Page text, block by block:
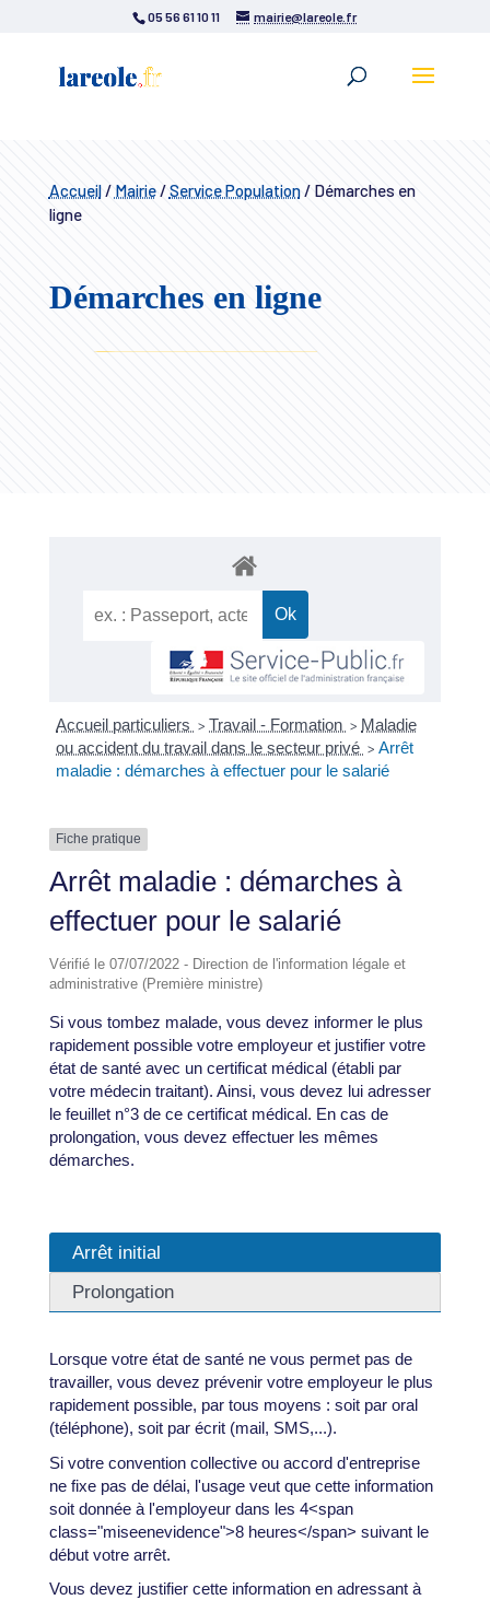
05 56 61 10 11 mairie@lareole.fr
Accueil/ Mairie/Service Population/Démarches en
ligne
Démarches en ligne
Accueil particuliers > Travail - Formation > Maladie
ou accident du travail dans le secteur privé > Arrêt
maladie : démarches à effectuer pour le salarié
Fiche pratique
Arrêt maladie : démarches à
effectuer pour le salarié
Vérifié le 07/07/2022 - Direction de l'information légale et
administrative (Première ministre)
Si vous tombez malade, vous devez informer le plus
rapidement possible votre employeur et justifier votre
état de santé avec un certificat médical (établi par
votre médecin traitant). Ainsi, vous devez lui adresser
le feuillet n°3 de ce certificat médical. En cas de
prolongation, vous devez effectuer les mêmes
démarches.
Arrêt initial
Prolongation
Lorsque votre état de santé ne vous permet pas de
travailler, vous devez prévenir votre employeur le plus
rapidement possible, par tous moyens : soit par oral
(téléphone), soit par écrit (mail, SMS,...).
Si votre convention collective ou accord d'entreprise
ne fixe pas de délai, l'usage veut que cette information
soit donnée à l'employeur dans les 4<span
class="miseenevidence">8 heures</span> suivant le
début votre arrêt.
Vous devez justifier cette information en adressant à